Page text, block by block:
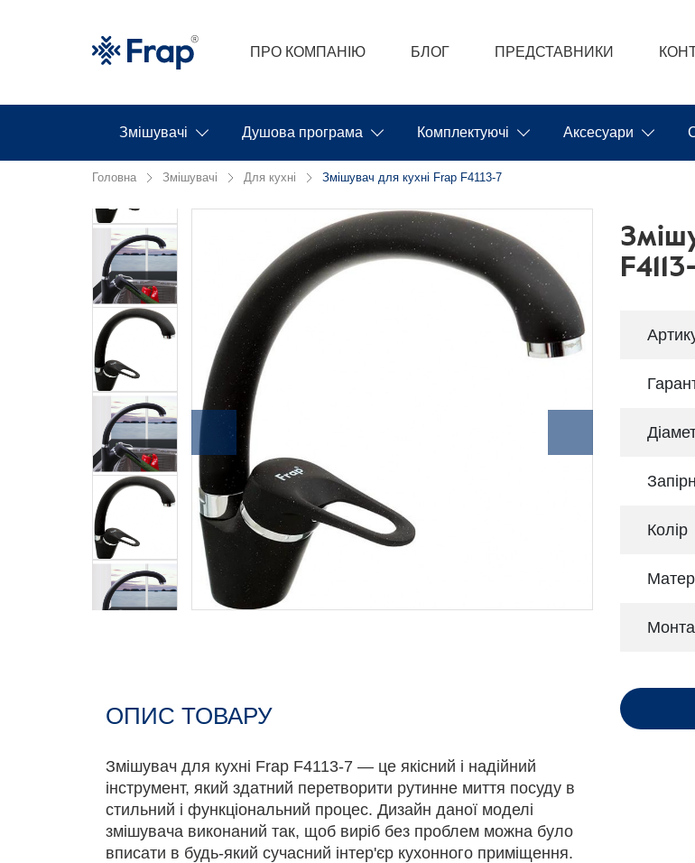
ПРО КОМПАНІЮ БЛОГ ПРЕДСТАВНИКИ
Змішувачі Душова програма Комплектуючі Аксесуари
Головна Змішувачі Для кухні Змішувач для кухні Frap F4113-7
ОПИС ТОВАРУ
Змішувач для кухні Frap F4113-7 — це якісний і надійний
інструмент, який здатний перетворити рутинне миття посуду в
стильний і функціональний процес. Дизайн даної моделі
змішувача виконаний так, щоб виріб без проблем можна було
вписати в будь-який сучасний інтер'єр кухонного приміщення.
Колір